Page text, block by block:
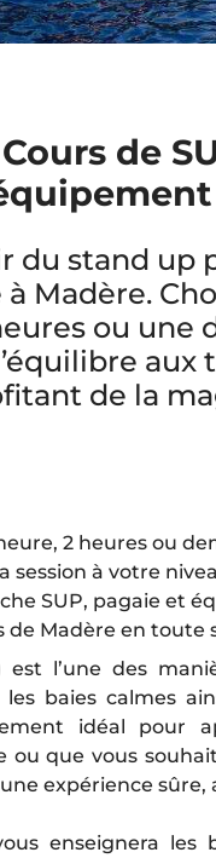
de
du stand up
Madère.
ou
aux
de la
2 heures ou
session à votre
SUP, pagaie et
de Madère en
l’une des
les baies calmes
idéal pour
ou que vous
expérience
enseignera les